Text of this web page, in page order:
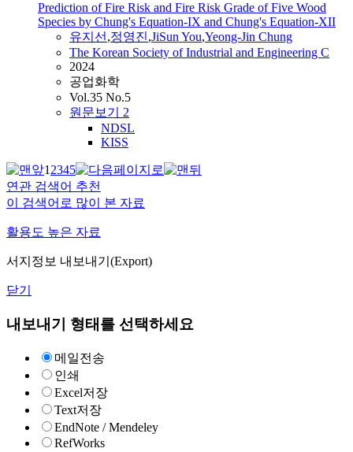
Prediction of Fire Risk and Fire Risk Grade of Five Wood
Species by Chung's Equation-IX and Chung's Equation-XII
유지선,정영진,JiSun You,Yeong-Jin Chung
The Korean Society of Industrial and Engineering C
2024
공업화학
Vol.35 No.5
원문보기 2
NDSL
KISS
12345
연관 검색어 추천
이 검색어로 많이 본 자료
활용도 높은 자료
서지정보 내보내기(Export)
닫기
내보내기 형태를 선택하세요
메일전송
인쇄
Excel저장
Text저장
EndNote / Mendeley
RefWorks